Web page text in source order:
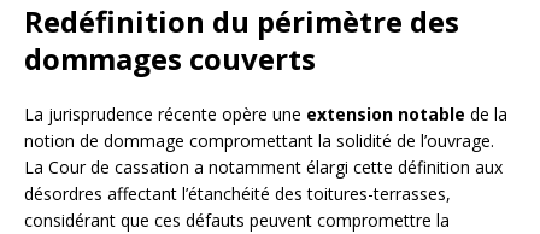
Redéfinition du périmètre des
dommages couverts
La jurisprudence récente opère une extension notable de la
notion de dommage compromettant la solidité de l’ouvrage.
La Cour de cassation a notamment élargi cette définition aux
désordres affectant l’étanchéité des toitures-terrasses,
considérant que ces défauts peuvent compromettre la